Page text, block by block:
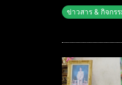
ข่าวสาร & กิจกร